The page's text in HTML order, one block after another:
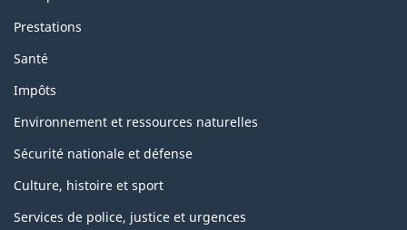
Prestations
Santé
Impôts
Environnement et ressources naturelles
Sécurité nationale et défense
Culture, histoire et sport
Services de police, justice et urgences